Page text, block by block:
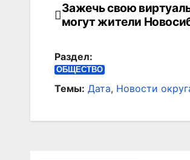
Навигация
записям
Зажечь свою
могут жители
Раздел:
ОБЩЕСТВО
Темы: Дата, Новости